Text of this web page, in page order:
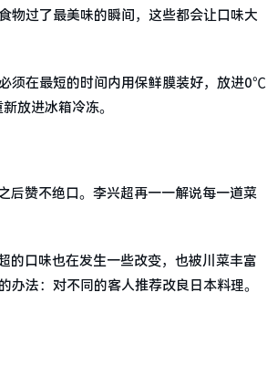
物过了最美味的瞬间，这些都会让口味大
须在最短的时间内用保鲜膜装好，放进0℃
放进冰箱冷冻。
后赞不绝口。李兴超再一一解说每一道菜
的口味也在发生一些改变，也被川菜丰富
法：对不同的客人推荐改良日本料理。